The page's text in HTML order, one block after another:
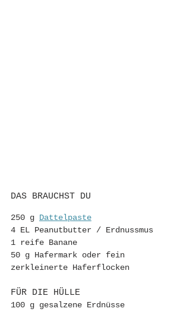
DAS BRAUCHST DU
250 g Dattelpaste
4 EL Peanutbutter / Erdnussmus
1 reife Banane
50 g Hafermark oder fein
zerkleinerte Haferflocken
FÜR DIE HÜLLE
100 g gesalzene Erdnüsse